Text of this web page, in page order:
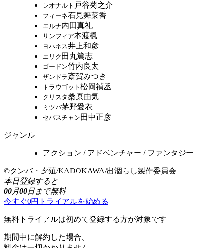
レオナルト 戸谷菊之介
フィーネ石見舞菜香
エルナ内田真礼
リンフィア本渡楓
ヨハネス井上和彦
エリク 田丸篤志
ゴードン竹内良太
ザンドラ 斎賀みつき
トラウゴット 松岡禎丞
クリスタ桑原由気
ミツバ茅野愛衣
セバスチャン 田中正彦
ジャンル
アクション / アドベンチャー / ファンタジー
©タンバ・夕薙/KADOKAWA/出涸らし製作委員会
本日登録すると
00月00日まで無料
今すぐ0円トライアルを始める
無料トライアルは初めて登録する方が対象です
期間中に解約した場合、